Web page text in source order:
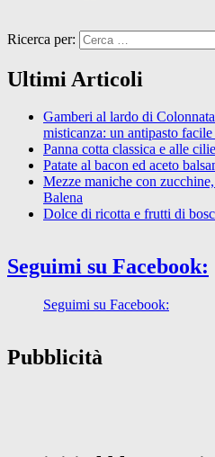
Ricerca per:
Ultimi Articoli
Gamberi al lardo di
misticanza: un antipasto facile
Panna cotta classica e alle
Patate al bacon ed aceto
Mezze maniche con
Balena
Dolce di ricotta e frutti di
Seguimi su Facebook:
Seguimi su Facebook:
Pubblicità